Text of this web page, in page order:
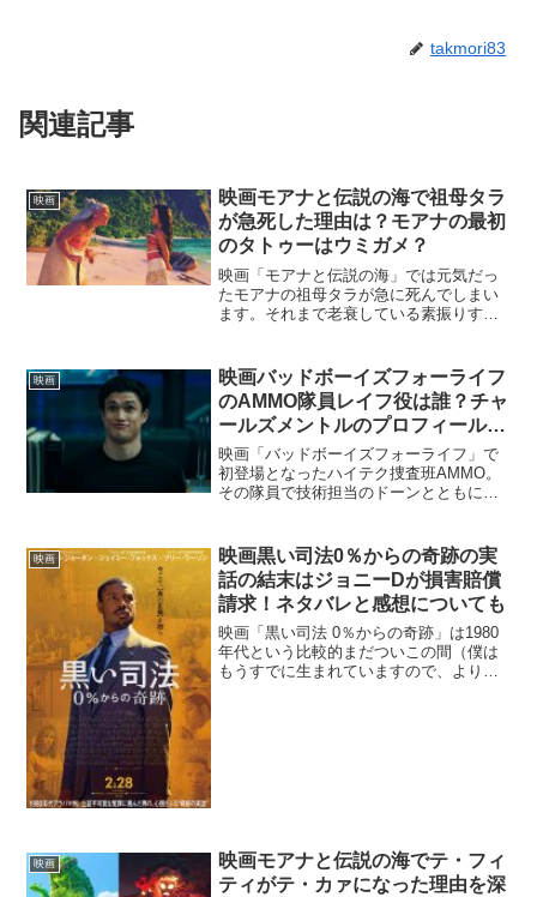
takmori83
関連記事
映画
映画モアナと伝説の海で祖母タラ
が急死した理由は？モアナの最初
のタトゥーはウミガメ？
映画「モアナと伝説の海」では元気だっ
たモアナの祖母タラが急に死んでしまい
ます。それまで老衰している素振りすら
途端、エイに生まれ変わって海に帰って
いきました。そして迷え...
映画
映画バッドボーイズフォーライフ
のAMMO隊員レイフ役は誰？チャ
ールズメントルのプロフィール紹
介も！
映画「バッドボーイズフォーライフ」で
初登場となったハイテク捜査班AMMO。
その隊員で技術担当のドーンとともにコ
見せていたりして、一部ではドーンとレ
イフが新「バッドボーイ...
映画
映画黒い司法0％からの奇跡の実
話の結末はジョニーDが損害賠償
請求！ネタバレと感想についても
映画「黒い司法 0％からの奇跡」は1980
年代という比較的まだついこの間（僕は
もうすでに生まれていますので、より
映画
映画モアナと伝説の海でテ・フィ
ティがテ・カァになった理由を深